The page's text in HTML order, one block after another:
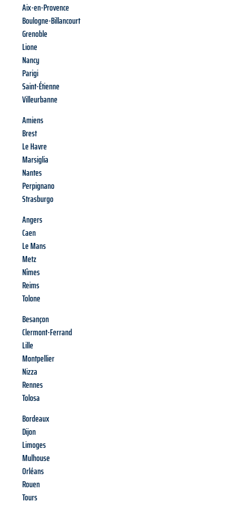
Aix-en-Provence
Boulogne-Billancourt
Grenoble
Lione
Nancy
Parigi
Saint-Étienne
Villeurbanne
Amiens
Brest
Le Havre
Marsiglia
Nantes
Perpignano
Strasburgo
Angers
Caen
Le Mans
Metz
Nîmes
Reims
Tolone
Besançon
Clermont-Ferrand
Lille
Montpellier
Nizza
Rennes
Tolosa
Bordeaux
Dijon
Limoges
Mulhouse
Orléans
Rouen
Tours